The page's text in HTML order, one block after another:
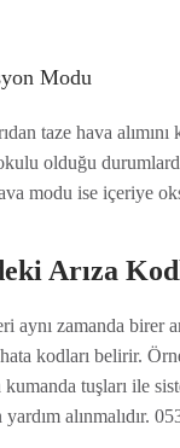
Modu
taze hava
olduğu
modu ise içeriye
Arıza
zamanda birer
kodları belirir.
tuşları ile
alınmalıdır.